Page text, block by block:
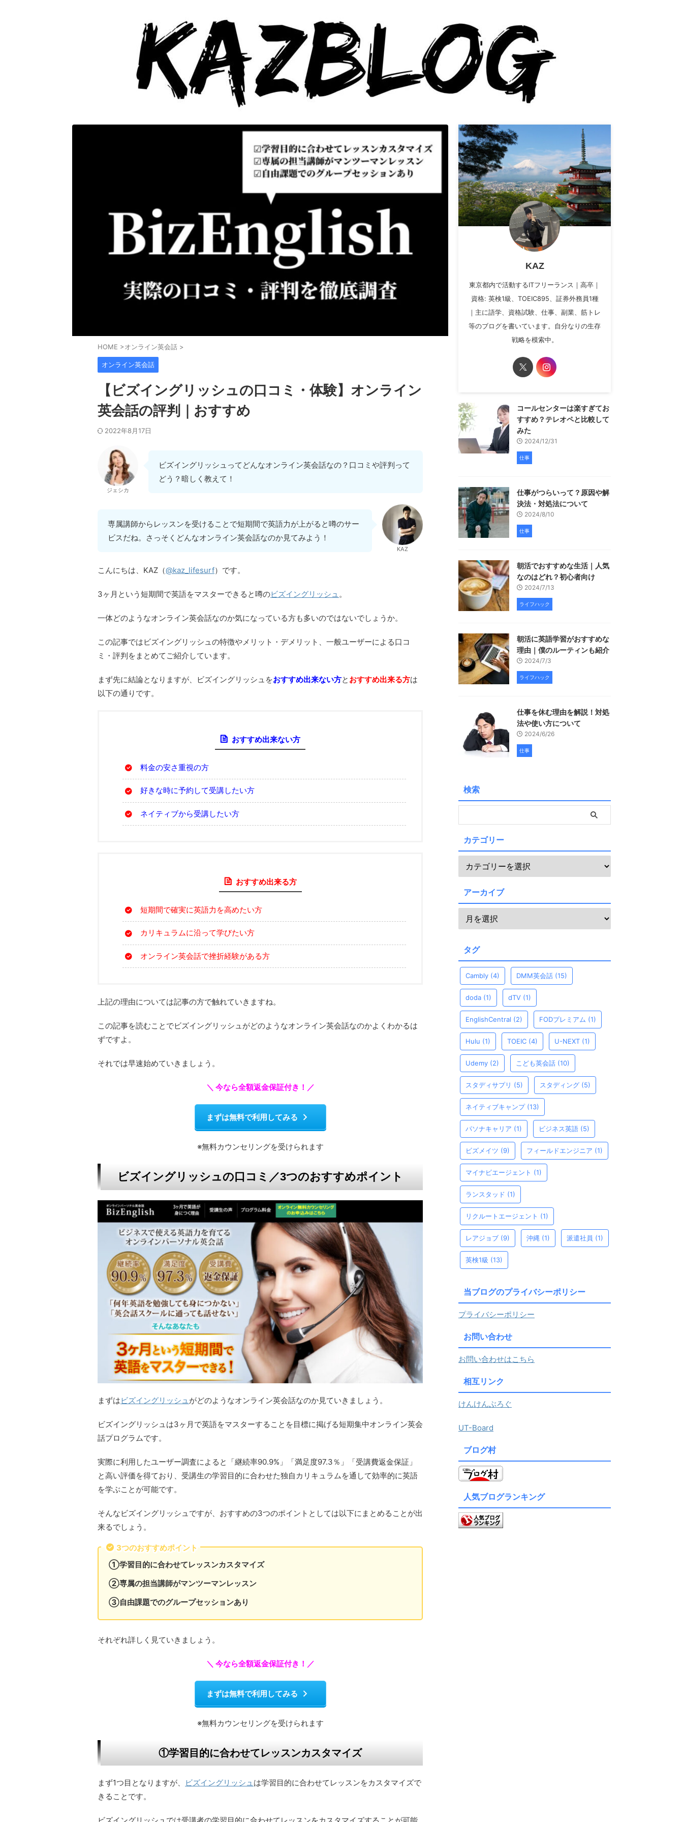
HOME >オンライン英会話 >
オンライン英会話
【ビズイングリッシュの口コミ・体験】オンライン
英会話の評判｜おすすめ
2022年8月17日
ジェシカ
ビズイングリッシュってどんなオンライン英会話なの？口コミや評判って
どう？暗しく教えて！
専属講師からレッスンを受けることで短期間で英語力が上がると噂のサー
ビスだね。さっそくどんなオンライン英会話なのか見てみよう！
KAZ
こんにちは、KAZ（@kaz_lifesurf）です。
3ヶ月という短期間で英語をマスターできると噂のビズイングリッシュ。
一体どのようなオンライン英会話なのか気になっている方も多いのではないでしょうか。
この記事ではビズイングリッシュの特徴やメリット・デメリット、一般ユーザーによる口コ
ミ・評判をまとめてご紹介しています。
まず先に結論となりますが、ビズイングリッシュをおすすめ出来ない方と おすすめ出来る方は
以下の通りです。
おすすめ出来ない方
料金の安さ重視の方
好きな時に予約して受講したい方
ネイティブから受講したい方
おすすめ出来る方
短期間で確実に英語力を高めたい方
カリキュラムに沿って学びたい方
オンライン英会話で挫折経験がある方
上記の理由については記事の方で触れていきますね。
この記事を読むことでビズイングリッシュがどのようなオンライン英会話なのかよくわかるは
ずですよ。
それでは早速始めていきましょう。
＼ 今なら全額返金保証付き！／
まずは無料で利用してみる
※無料カウンセリングを受けられます
ビズイングリッシュの口コミ／3つのおすすめポイント
まずは ビズイングリッシュがどのようなオンライン英会話なのか見ていきましょう。
ビズイングリッシュは3ヶ月で英語をマスターすることを目標に掲げる短期集中オンライン英会
話プログラムです。
実際に利用したユーザー調査によると「継続率90.9%」「満足度97.3％」「受講費返金保証」
と高い評価を得ており、受講生の学習目的に合わせた独自カリキュラムを通して効率的に英語
を学ぶことが可能です。
そんなビズイングリッシュですが、おすすめの3つのポイントとしては以下にまとめることが出
来るでしょう。
3つのおすすめポイント
①学習目的に合わせてレッスンカスタマイズ
②専属の担当講師がマンツーマンレッスン
③自由課題でのグループセッションあり
それぞれ詳しく見ていきましょう。
＼ 今なら全額返金保証付き！／
まずは無料で利用してみる
※無料カウンセリングを受けられます
①学習目的に合わせてレッスンカスタマイズ
まず1つ目となりますが、 ビズイングリッシュは学習目的に合わせてレッスンをカスタマイズで
きることです。
KAZ
東京都内で活動するITフリーランス｜高卒｜
資格: 英検1級、TOEIC895、証券外務員1種
｜主に語学、資格試験、仕事、副業、筋トレ
等のブログを書いています。自分なりの生存
戦略を模索中。
コールセンターは楽すぎてお
すすめ？テレオペと比較して
みた
2024/12/31
仕事
仕事がつらいって？原因や解
決法・対処法について
2024/8/10
仕事
朝活でおすすめな生活｜人気
なのはどれ？初心者向け
2024/7/13
ライフハック
朝活に英語学習がおすすめな
理由｜僕のルーティンも紹介
2024/7/3
ライフハック
仕事を休む理由を解説！対処
法や使い方について
2024/6/26
仕事
検索
カテゴリー
アーカイブ
タグ
Cambly (4) DMM英会話 (15)
doda (1) dTV (1)
EnglishCentral (2) FODプレミアム (1)
Hulu (1) TOEIC (4) U-NEXT (1)
Udemy (2) こども英会話 (10)
スタディサプリ (5) スタディング (5)
ネイティブキャンプ(13)
パソナキャリア (1) ビジネス英語 (5)
ビズメイツ (9) フィールドエンジニア (1)
マイナビエージェント (1)
ランスタッド (1)
リクルートエージェント (1)
レアジョブ (9) 沖縄 (1) 派遣社員 (1)
英検1級 (13)
当ブログのプライバシーポリシー
プライバシーポリシー
お問い合わせ
お問い合わせはこちら
相互リンク
けんけんぶろぐ
UT-Board
ブログ村
人気ブログランキング